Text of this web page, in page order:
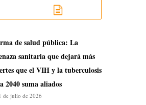
de salud pública: La
sanitaria que dejará más
que el VIH y la tuberculosis
2040 suma aliados
de julio de 2026